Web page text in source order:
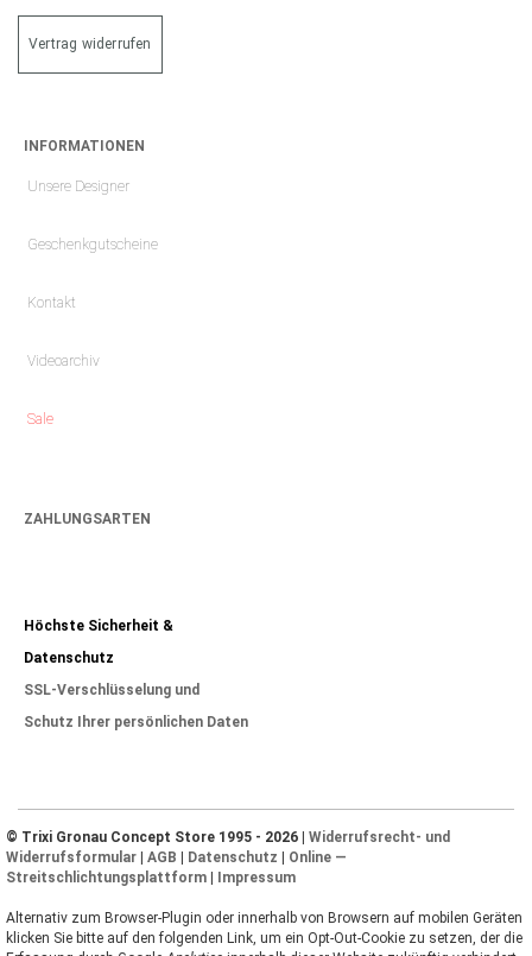
Vertrag widerrufen
INFORMATIONEN
Unsere Designer
Geschenkgutscheine
Kontakt
Videoarchiv
Sale
ZAHLUNGSARTEN
Höchste Sicherheit &
Datenschutz
SSL-Verschlüsselung und
Schutz Ihrer persönlichen Daten
© Trixi Gronau Concept Store 1995 - 2026 | Widerrufsrecht- und
Widerrufsformular | AGB | Datenschutz | Online —
Streitschlichtungsplattform | Impressum
Alternativ zum Browser-Plugin oder innerhalb von Browsern auf mobilen Geräten
klicken Sie bitte auf den folgenden Link, um ein Opt-Out-Cookie zu setzen, der die